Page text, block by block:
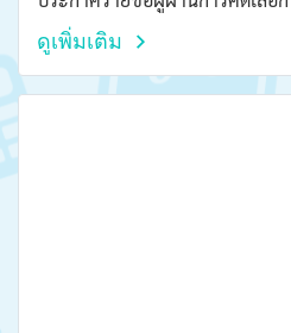
ดูเพิ่มเติม